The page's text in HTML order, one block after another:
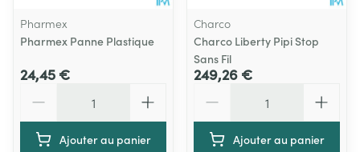
Pharmex
Pharmex Panne Plastique
24,45 €
Ajouter au panier
Charco
Charco Liberty Pipi Stop
Sans Fil
249,26 €
Ajouter au panier